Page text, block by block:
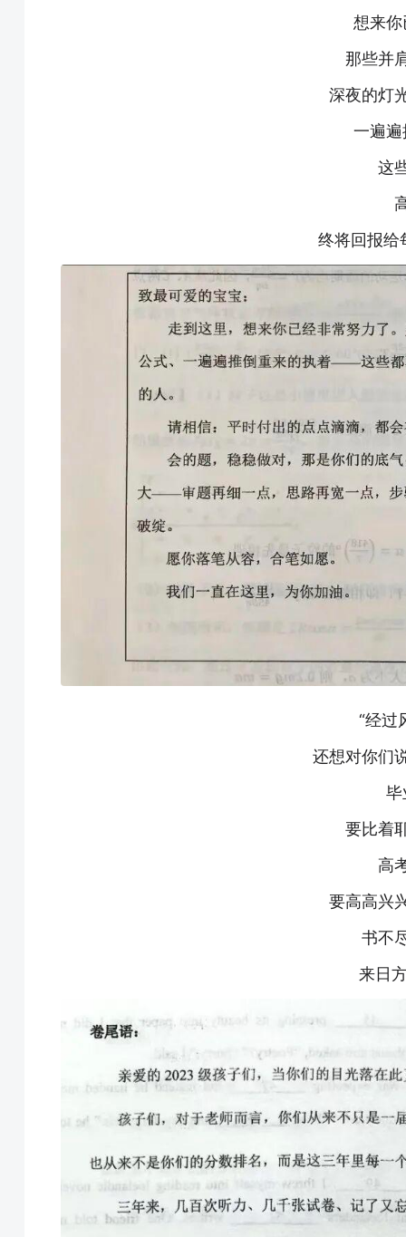
想来
那些并
深夜的灯
一遍
这
终将回报给
“经过
还想对你们
毕
要比着
高
要高高兴
书不
来日